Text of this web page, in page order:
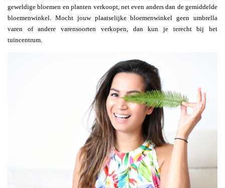
geweldige bloemen en planten verkoopt, net even anders dan de gemiddelde
bloemenwinkel. Mocht jouw plaatselijke bloemenwinkel geen umbrella
varen of andere varensoorten verkopen, dan kun je terecht bij het
tuincentrum.